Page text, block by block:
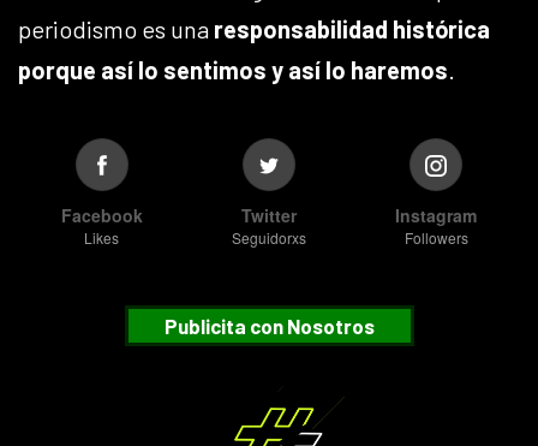
periodismo es una responsabilidad histórica
porque así lo sentimos y así lo haremos.
Facebook
Likes
Twitter
Seguidorxs
Instagram
Followers
Publicita con Nosotros